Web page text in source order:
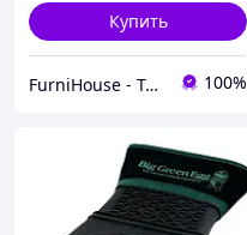
Купить
FurniHouse - Товары для дома и сада 100%